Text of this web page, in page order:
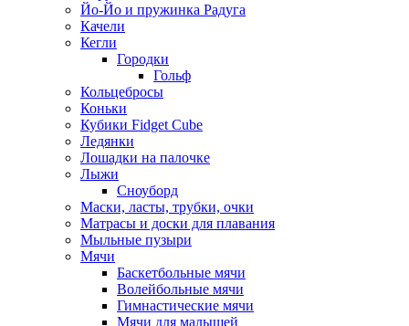
Йо-Йо и пружинка Радуга
Качели
Кегли
Городки
Гольф
Кольцебросы
Коньки
Кубики Fidget Cube
Ледянки
Лошадки на палочке
Лыжи
Сноуборд
Маски, ласты, трубки, очки
Матрасы и доски для плавания
Мыльные пузыри
Мячи
Баскетбольные мячи
Волейбольные мячи
Гимнастические мячи
Мячи для малышей